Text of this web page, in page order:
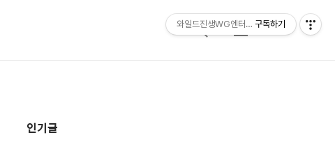
검
메
추
인기글
와일드진생WG엔터테인먼트
구독하기